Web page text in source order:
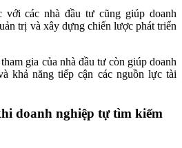
với các nhà đầu tư cũng giúp doanh
trị và xây dựng chiến lược phát triển
gia của nhà đầu tư còn giúp doanh
khả năng tiếp cận các nguồn lực tài
doanh nghiệp tự tìm kiếm